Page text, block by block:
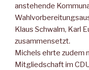
anstehende
Klaus Schwalm, Karl
zusammensetzt.
Michels ehrte zudem
Mitgliedschaft im